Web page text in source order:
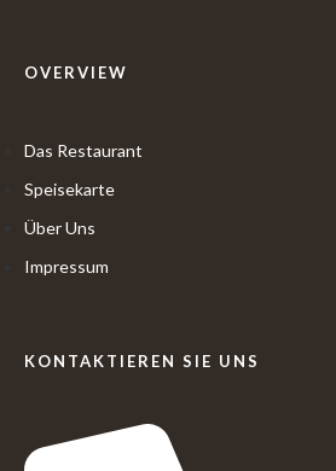
OVERVIEW
Das Restaurant
Speisekarte
Über Uns
Impressum
KONTAKTIEREN SIE UNS